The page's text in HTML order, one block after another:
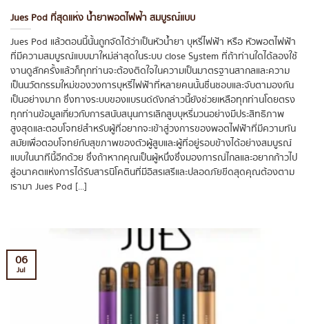
Jues Pod ที่สุดแห่ง น้ำยาพอตไฟฟ้า สมบูรณ์แบบ
Jues Pod แล้วตอนนี้นั้นถูกจัดได้ว่าเป็นหัวน้ำยา บุหรี่ไฟฟ้า หรือ หัวพอตไฟฟ้า
ที่มีความสมบูรณ์แบบมาใหม่ล่าสุดในระบบ close System ที่ถ้าท่านใดได้ลองใช้
งานดูสักครั้งแล้วก็ทุกท่านจะต้องติดใจในความเป็นมาตรฐานสากลและความ
เป็นนวัตกรรมใหม่ของวงการบุหรี่ไฟฟ้าที่หลายคนนั้นชื่นชอบและจับตามองกัน
เป็นอย่างมาก ซึ่งทางระบบของแบรนด์ดังกล่าวนี้ยังช่วยเหลือทุกท่านโดยตรง
ทุกท่านข้อมูลเกี่ยวกับการสนับสนุนการเลิกสูบบุหรี่มวนอย่างมีประสิทธิภาพ
สูงสุดและตอบโจทย์สำหรับผู้ที่อยากจะเข้าสู่วงการของพอตไฟฟ้าที่มีความทัน
สมัยเพื่อตอบโจทย์กับสุขภาพของตัวผู้สูบและผู้ที่อยู่รอบข้างได้อย่างสมบูรณ์
แบบในนาทีนี้อีกด้วย ซึ่งถ้าหากคุณเป็นผู้หนึ่งซึ่งมองการณ์ไกลและอยากก้าวไป
สู่อนาคตแห่งการได้รับสารนิโคตินที่มีอิสรเสรีและปลอดภัยขีดสุดคุณต้องตาม
เรามา Jues Pod [...]
06
Jul